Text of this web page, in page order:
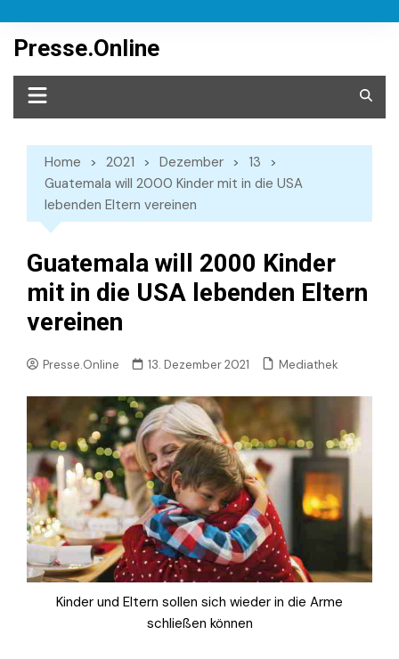
content
Presse.Online
Home 2021 Dezember
13
Guatemala will 2000 Kinder mit in die USA
lebenden Eltern vereinen
Guatemala will 2000 Kinder
mit in die USA lebenden Eltern
vereinen
Presse.Online 13. Dezember 2021 Mediathek
Kinder und Eltern sollen sich wieder in die Arme
schließen können